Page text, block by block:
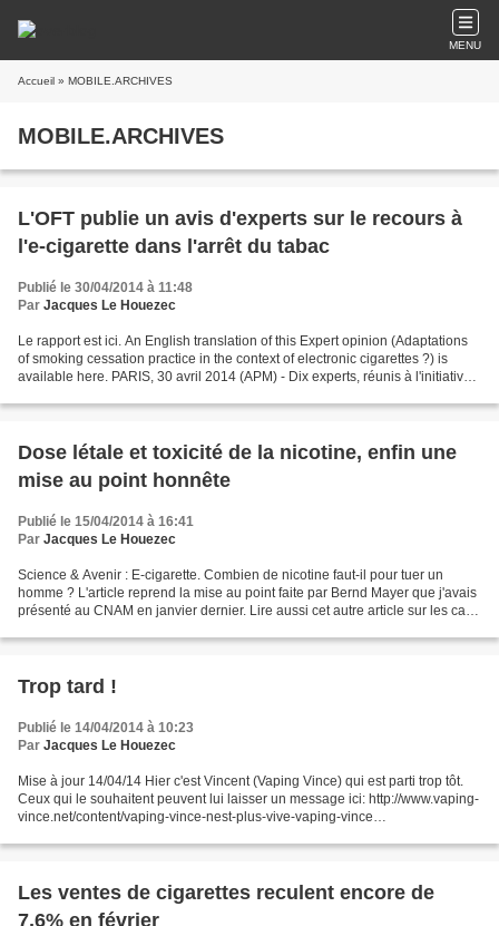
MENU
Accueil » MOBILE.ARCHIVES
MOBILE.ARCHIVES
L'OFT publie un avis d'experts sur le recours à
l'e-cigarette dans l'arrêt du tabac
Publié le 30/04/2014 à 11:48
Par Jacques Le Houezec
Le rapport est ici. An English translation of this Expert opinion (Adaptations
of smoking cessation practice in the context of electronic cigarettes ?) is
available here. PARIS, 30 avril 2014 (APM) - Dix experts, réunis à l'initiative
Dose létale et toxicité de la nicotine, enfin une
mise au point honnête
Publié le 15/04/2014 à 16:41
Par Jacques Le Houezec
Science & Avenir : E-cigarette. Combien de nicotine faut-il pour tuer un
homme ? L'article reprend la mise au point faite par Bernd Mayer que j'avais
présenté au CNAM en janvier dernier. Lire aussi cet autre article sur les cas
Trop tard !
Publié le 14/04/2014 à 10:23
Par Jacques Le Houezec
Mise à jour 14/04/14 Hier c'est Vincent (Vaping Vince) qui est parti trop tôt.
Ceux qui le souhaitent peuvent lui laisser un message ici: http://www.vaping-
vince.net/content/vaping-vince-nest-plus-vive-vaping-vince
Les ventes de cigarettes reculent encore de
7,6% en février